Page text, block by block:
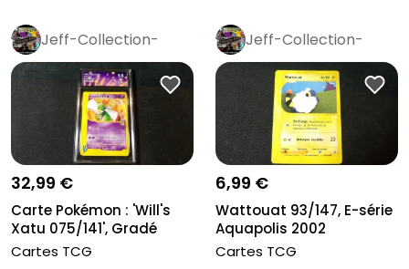
Jeff-Collection-
Rétro Pro
32,99 €
Carte Pokémon : 'Will's
Xatu 075/141', Gradé
Colle...
Cartes TCG
Jeff-Collection-
Rétro Pro
6,99 €
Wattouat 93/147, E-série
Aquapolis 2002
Cartes TCG